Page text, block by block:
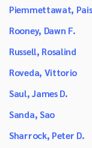
Piemmettawat,
Rooney, Dawn F.
Russell, Rosalind
Roveda, Vittorio
Saul, James D.
Sanda, Sao
Sharrock, Peter D.